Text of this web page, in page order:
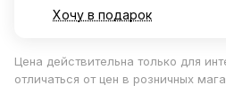
Хочу в подарок
Цена действительна только для
отличаться от цен в розничных